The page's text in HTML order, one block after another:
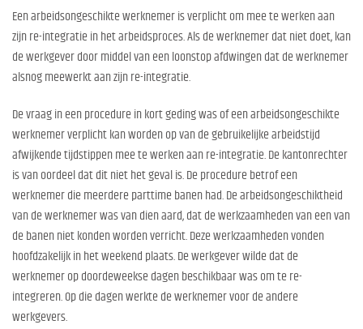
Een arbeidsongeschikte werknemer is verplicht om mee te werken aan
zijn re-integratie in het arbeidsproces. Als de werknemer dat niet doet, kan
de werkgever door middel van een loonstop afdwingen dat de werknemer
alsnog meewerkt aan zijn re-integratie.
De vraag in een procedure in kort geding was of een arbeidsongeschikte
werknemer verplicht kan worden op van de gebruikelijke arbeidstijd
afwijkende tijdstippen mee te werken aan re-integratie. De kantonrechter
is van oordeel dat dit niet het geval is. De procedure betrof een
werknemer die meerdere parttime banen had. De arbeidsongeschiktheid
van de werknemer was van dien aard, dat de werkzaamheden van een van
de banen niet konden worden verricht. Deze werkzaamheden vonden
hoofdzakelijk in het weekend plaats. De werkgever wilde dat de
werknemer op doordeweekse dagen beschikbaar was om te re-
integreren. Op die dagen werkte de werknemer voor de andere
werkgevers.